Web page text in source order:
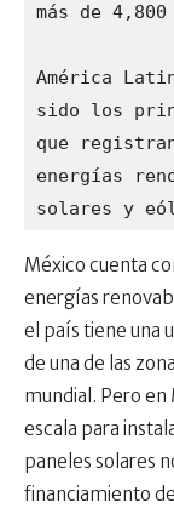
más de 4,800
América
sido los
que
energías
solares y
México cuenta
energías
el país tiene una
de una de las
mundial. Pero
escala para
paneles solares
financiamiento